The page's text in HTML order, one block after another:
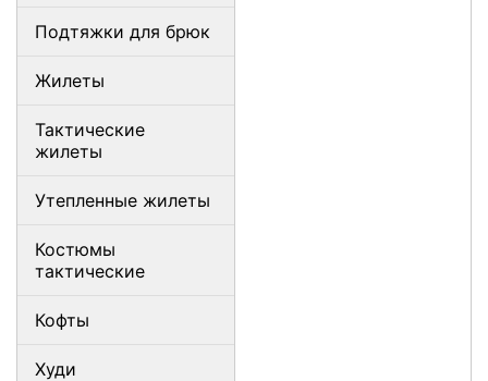
Подтяжки для брюк
Жилеты
Тактические
жилеты
Утепленные жилеты
Костюмы
тактические
Кофты
Худи